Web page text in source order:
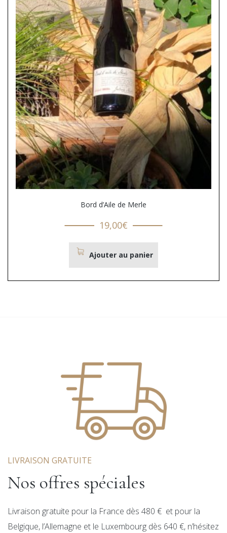
Bord d’Aile de Merle
19,00€
Ajouter au panier
LIVRAISON GRATUITE
Nos offres spéciales
Livraison gratuite pour la France dès 480 € et pour la
Belgique, l’Allemagne et le Luxembourg dès 640 €, n’hésitez